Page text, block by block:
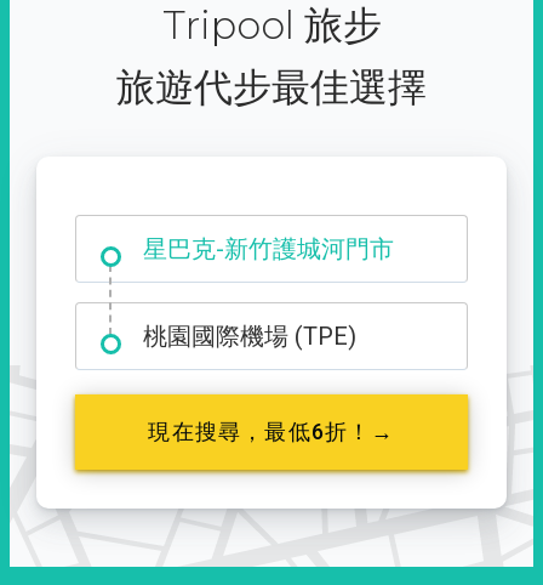
Tripool 旅步
旅遊代步最佳選擇
星巴克-新竹護城河門市
大霸尖山登山口
桃園國際機場 (TPE)
現在搜尋，最低6折！→